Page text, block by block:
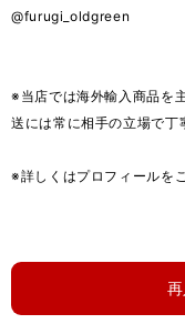
@furugi_oldgreen
※当店では海外輸入商品を
送には常に相手の立場で丁
※詳しくはプロフィールを